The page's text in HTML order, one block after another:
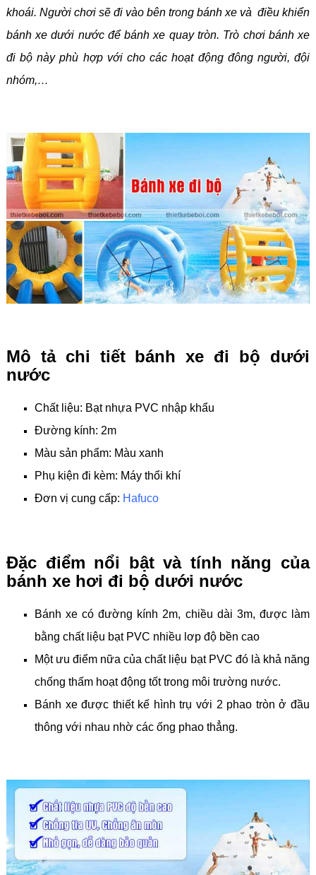
khoái. Người chơi sẽ đi vào bên trong bánh xe và điều khiển
bánh xe dưới nước để bánh xe quay tròn. Trò chơi bánh xe
đi bộ này phù hợp với cho các hoạt động đông người, đội
nhóm,…
Mô tả chi tiết bánh xe đi bộ dưới
nước
Chất liệu: Bạt nhựa PVC nhập khẩu
Đường kính: 2m
Màu sản phẩm: Màu xanh
Phụ kiện đi kèm: Máy thổi khí
Đơn vị cung cấp: Hafuco
Đặc điểm nổi bật và tính năng của
bánh xe hơi đi bộ dưới nước
Bánh xe có đường kính 2m, chiều dài 3m, được làm
bằng chất liệu bạt PVC nhiều lơp độ bền cao
Một ưu điểm nữa của chất liệu bạt PVC đó là khả năng
chống thấm hoạt động tốt trong môi trường nước.
Bánh xe được thiết kế hình trụ với 2 phao tròn ở đầu
thông với nhau nhờ các ống phao thẳng.